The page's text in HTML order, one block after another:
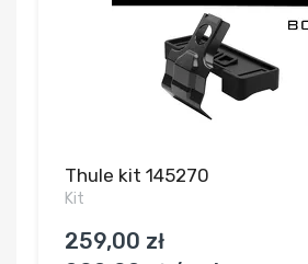
Thule kit 145270
Kit
259,00 zł